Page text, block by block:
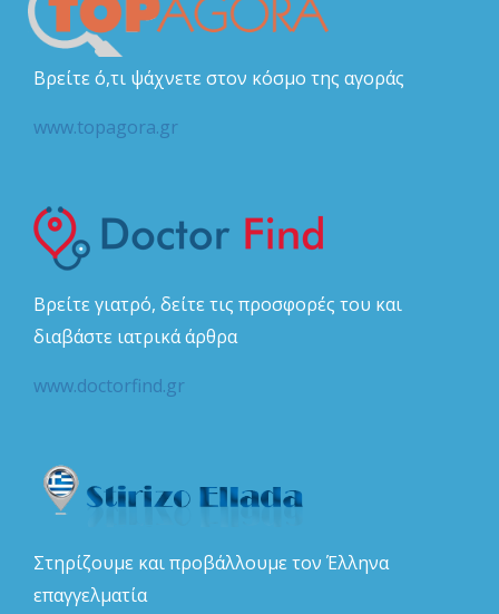
Βρείτε ό,τι ψάχνετε στον κόσμο της αγοράς
www.topagora.gr
Βρείτε γιατρό, δείτε τις προσφορές του και
διαβάστε ιατρικά άρθρα
www.doctorfind.gr
Στηρίζουμε και προβάλλουμε τον Έλληνα
επαγγελματία